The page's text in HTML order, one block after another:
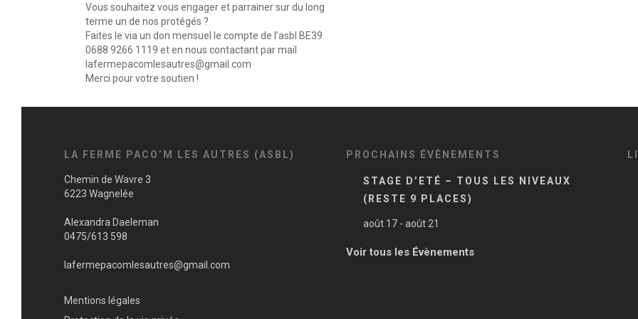
Vous souhaitez vous engager et parrainer sur du long
terme un de nos protégés ?
Faites le via un don mensuel le compte de l’asbl BE39
0688 9266 1119 et en nous contactant par mail
lafermepacomlesautres@gmail.com
Merci pour votre soutien !
LA FERME PACO’M LES AUTRES (ASBL)
Chemin de Wavre 3
6223 Wagnelée
Alexandra Daeleman
0475/613 598
lafermepacomlesautres@gmail.com
Mentions légales
PROCHAINS ÉVÈNEMENTS
STAGE D’ETÉ – TOUS LES NIVEAUX
(RESTE 9 PLACES)
août 17- août 21
Voir tous les Évènements